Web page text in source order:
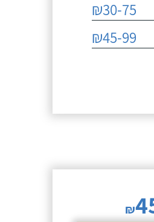
₪30-75
₪45-99
₪